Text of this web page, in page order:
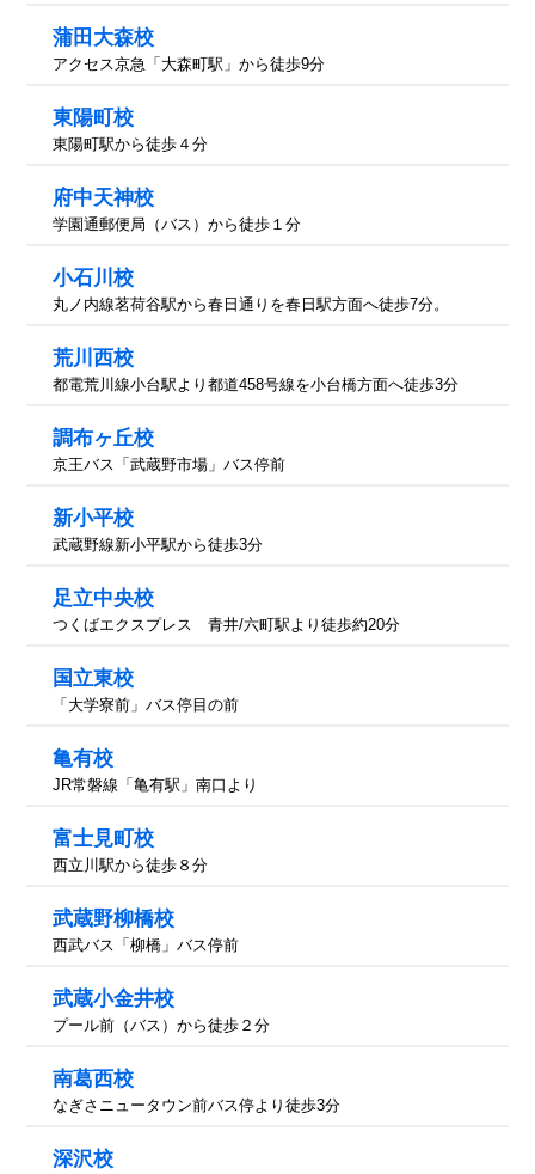
蒲田大森校
アクセス京急「大森町駅」から徒歩9分
東陽町校
東陽町駅から徒歩４分
府中天神校
学園通郵便局（バス）から徒歩１分
小石川校
丸ノ内線茗荷谷駅から春日通りを春日駅方面へ徒歩7分。
荒川西校
都電荒川線小台駅より都道458号線を小台橋方面へ徒歩3分
調布ヶ丘校
京王バス「武蔵野市場」バス停前
新小平校
武蔵野線新小平駅から徒歩3分
足立中央校
つくばエクスプレス 青井/六町駅より徒歩約20分
国立東校
「大学寮前」バス停目の前
亀有校
JR常磐線「亀有駅」南口より
富士見町校
西立川駅から徒歩８分
武蔵野柳橋校
西武バス「柳橋」バス停前
武蔵小金井校
プール前（バス）から徒歩２分
南葛西校
なぎさニュータウン前バス停より徒歩3分
深沢校